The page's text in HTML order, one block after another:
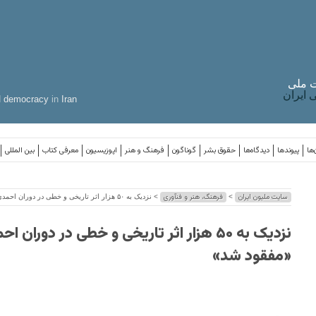
democracy in Iran
ملی
بین المللی معرفی کتاب اپوزیسیون فرهنگ و هنر گوناگون حقوق بشر دیدگاه‌ها پیوندها
سایت ملیون ایران > فرهنگ، هنر و فنآوری > نزدیک به ۵۰ هزار اثر تاریخی و خطی در دوران احمدی‌نژاد «مفقود شد»
نزدیک به ۵۰ هزار اثر تاریخی و خطی در دوران
«مفقود شد»